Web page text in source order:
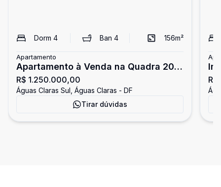
Dorm 4 Ban 4 156m²
Apartamento
Apartamento à Venda na Quadra 203
de Águas Claras, 4 quartos e Lazer
de Clube
R$ 1.250.000,00
Águas Claras Sul, Águas Claras - DF
Tirar dúvidas